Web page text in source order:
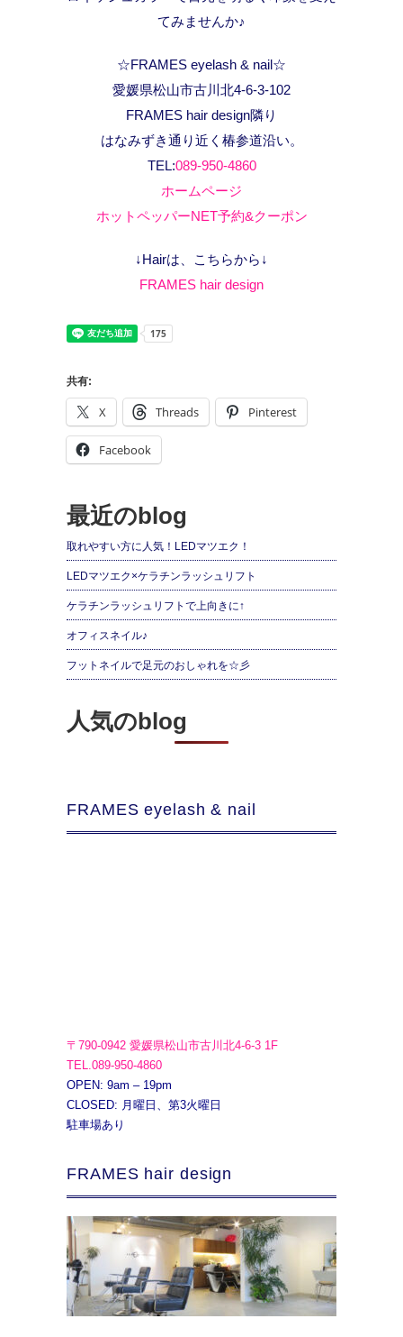
てみませんか♪
☆FRAMES eyelash & nail☆
愛媛県松山市古川北4-6-3-102
FRAMES hair design隣り
はなみずき通り近く椿参道沿い。
TEL:089-950-4860
ホームページ
ホットペッパーNET予約&クーポン
↓Hairは、こちらから↓
FRAMES hair design
共有:
X Threads Pinterest
Facebook
最近のblog
取れやすい方に人気！LEDマツエク！
LEDマツエク×ケラチンラッシュリフト
ケラチンラッシュリフトで上向きに↑
オフィスネイル♪
フットネイルで足元のおしゃれを☆彡
人気のblog
FRAMES eyelash & nail
〒790-0942 愛媛県松山市古川北4-6-3 1F
TEL.089-950-4860
OPEN: 9am – 19pm
CLOSED: 月曜日、第3火曜日
駐車場あり
FRAMES hair design